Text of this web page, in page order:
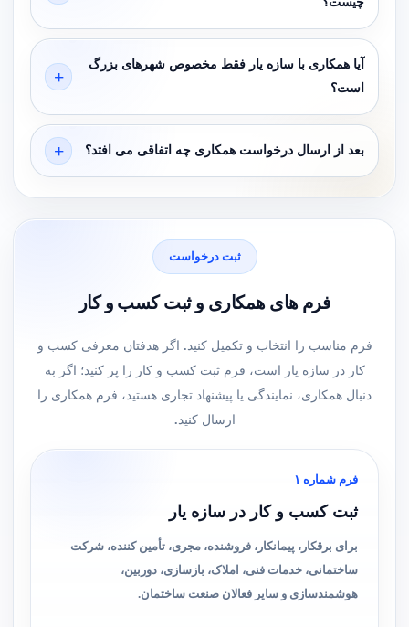
آیا همکاری با سازه یار فقط مخصوص شهرهای بزرگ
است؟
بعد از ارسال درخواست همکاری چه اتفاقی می افتد؟
ثبت درخواست
فرم های همکاری و ثبت کسب و کار
فرم مناسب را انتخاب و تکمیل کنید. اگر هدفتان معرفی کسب و
کار در سازه یار است، فرم ثبت کسب و کار را پر کنید؛ اگر به
دنبال همکاری، نمایندگی یا پیشنهاد تجاری هستید، فرم همکاری را
ارسال کنید.
فرم شماره ۱
ثبت کسب و کار در سازه یار
برای برقکار، پیمانکار، فروشنده، مجری، تأمین کننده، شرکت
ساختمانی، خدمات فنی، املاک، بازسازی، دوربین،
هوشمندسازی و سایر فعالان صنعت ساختمان.